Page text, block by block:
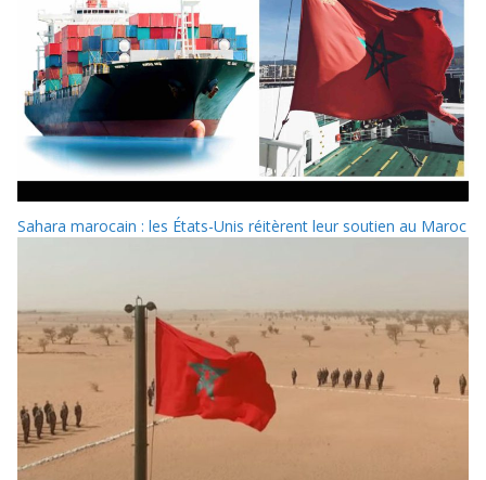
Sahara marocain : les États-Unis réitèrent leur soutien au Maroc